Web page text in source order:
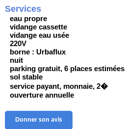
Services
eau propre
vidange cassette
vidange eau usée
220V
borne : Urbaflux
nuit
parking gratuit, 6 places estimées
sol stable
service payant, monnaie, 2�
ouverture annuelle
Donner son avis